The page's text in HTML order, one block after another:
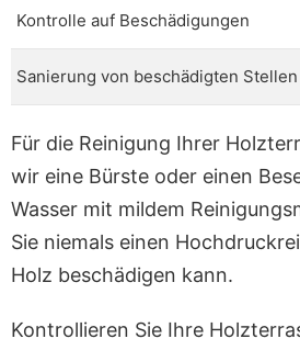
Kontrolle auf Beschädigungen
Sanierung von beschädigten Stellen
Für die Reinigung Ihrer
wir eine Bürste oder einen
Wasser mit mildem
Sie niemals einen
Holz beschädigen kann.
Kontrollieren Sie Ihre